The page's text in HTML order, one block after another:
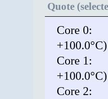
Quote
Core 0:
+100.0°C)
Core 1:
+100.0°C)
Core 2: